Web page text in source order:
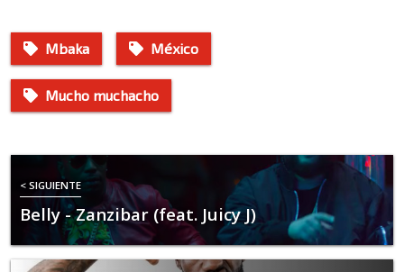
Mbaka México
Mucho muchacho
< SIGUIENTE
Belly - Zanzibar (feat. Juicy J)